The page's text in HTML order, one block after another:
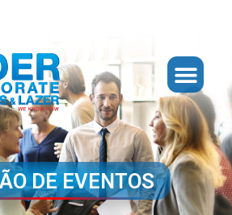
DE EVENTOS